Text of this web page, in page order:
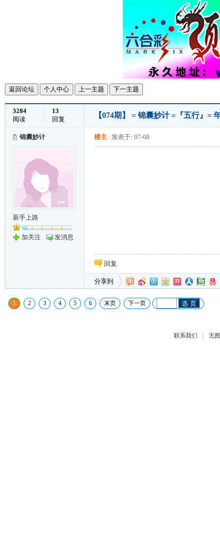
返回论坛 个人中心 上一主题 下一主题
3284
阅读
13
回复
【074期】 = 锦囊妙计 =『五行』=
锦囊妙计
新手上路
加关注 发消息
楼主 发表于: 07-08
回复
分享到
1 2 3 4 5 6 末页 下一页 选 页
联系我们 | 无